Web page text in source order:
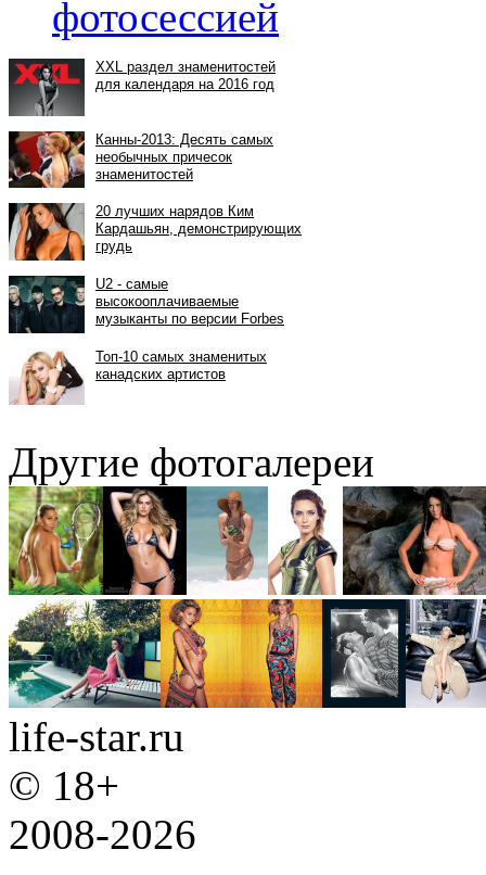
фотосессией
Другие фотогалереи
life-star.ru
© 18+
2008-2026